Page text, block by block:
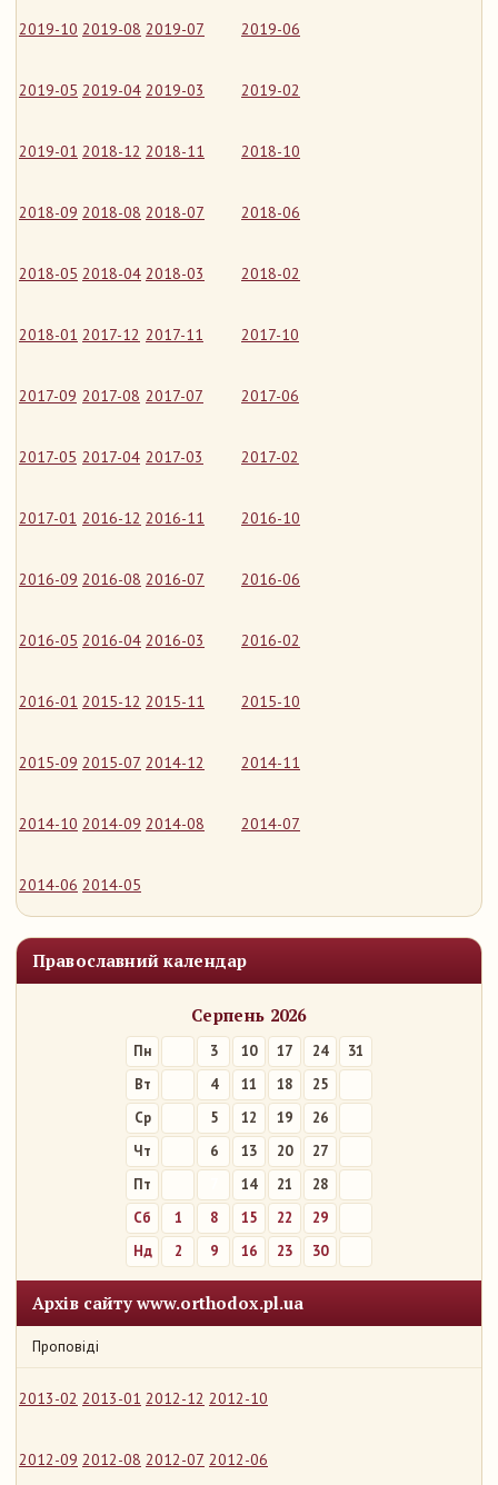
2019-10 2019-08 2019-07 2019-06
2019-05 2019-04 2019-03 2019-02
2019-01 2018-12 2018-11 2018-10
2018-09 2018-08 2018-07 2018-06
2018-05 2018-04 2018-03 2018-02
2018-01 2017-12 2017-11 2017-10
2017-09 2017-08 2017-07 2017-06
2017-05 2017-04 2017-03 2017-02
2017-01 2016-12 2016-11 2016-10
2016-09 2016-08 2016-07 2016-06
2016-05 2016-04 2016-03 2016-02
2016-01 2015-12 2015-11 2015-10
2015-09 2015-07 2014-12 2014-11
2014-10 2014-09 2014-08 2014-07
2014-06 2014-05
Православний календар
Серпень 2026
Пн 3 10 17 24
31
Вт
4 11 18
25
Ср
5 12 19
26
Чт
6 13 20
27
Пт
14 21
28
Сб
1 8 15 22
29
Нд
2 9 16 23 30
Архів сайту www.orthodox.pl.ua
Проповіді
2013-02 2013-01 2012-12 2012-10
2012-09 2012-08 2012-07 2012-06